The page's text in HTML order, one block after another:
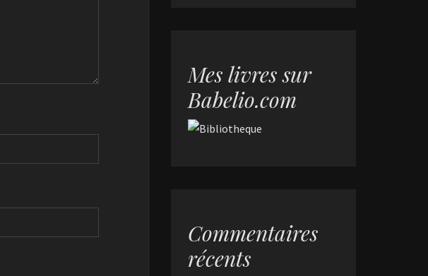
Mes livres sur
Babelio.com
Commentaires
récents